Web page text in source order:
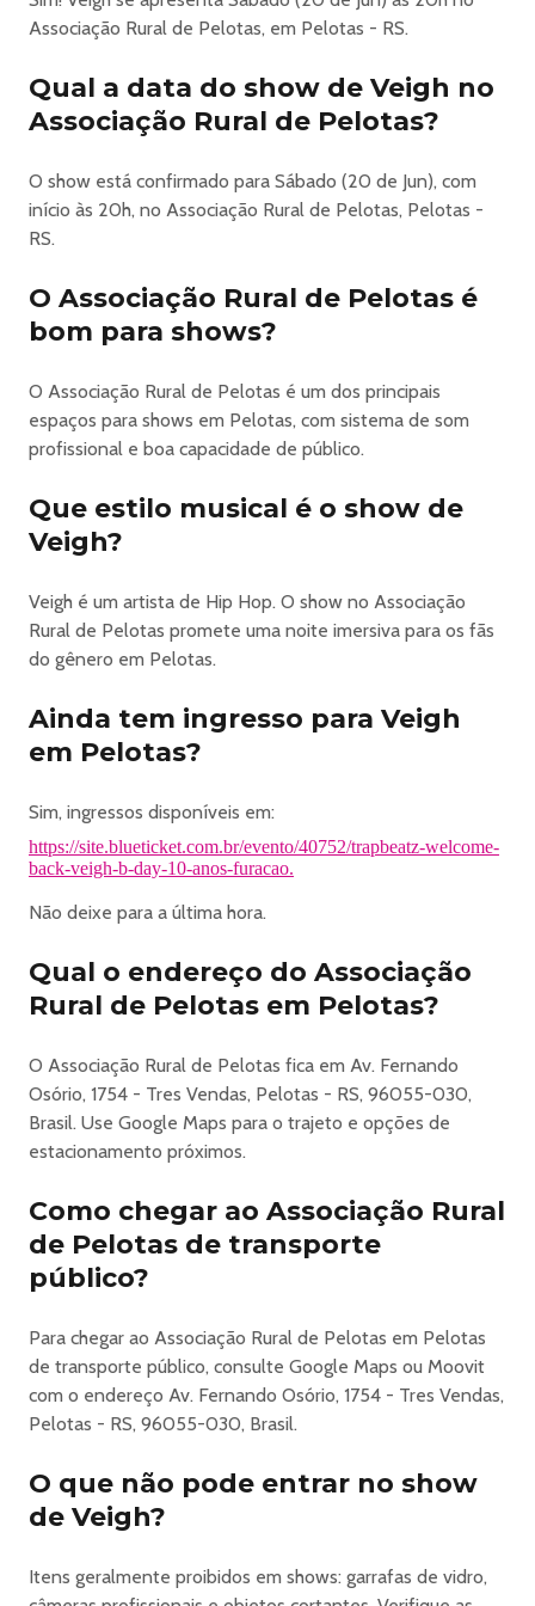
🔥
🎉 10 anos de história da Produtora Furacão
Dia
, a Produtora Furacão comemora uma década de eventos
com uma edição especial que marca o retorno de um dos
projetos mais marcantes da cena.
menos que Veigh — um dos maiores nomes do trap
nacional na atualidade.
Evento 100% Open Bar
Line Up
***
***
Veigh
***
***
Side Stage - Open Bar Gold
Skol Beats
Doses de Licor 43
Red Label
Absolut
Black Fire
Energético Baly
Brahma
Corona
Caipirinha de limão e abacaxi
Água
Jack Daniel’s (todos os sabores)
Jurupinga
+
OPEN FOOD
Front Mezanino - Open Bar Premium
Absolut
Sir Edwards
Black Fire
Mansão Maromba
Gin
Água
Energético Baly
Jurupinga
Front Stage - Open Bar Soft Drinks
Água sem gás
Associação Rural de Pelotas, em Pelotas - RS.
Qual a data do show de Veigh no
Associação Rural de Pelotas?
O show está confirmado para Sábado (20 de Jun), com
início às 20h, no Associação Rural de Pelotas, Pelotas -
RS.
O Associação Rural de Pelotas é
bom para shows?
O Associação Rural de Pelotas é um dos principais
espaços para shows em Pelotas, com sistema de som
profissional e boa capacidade de público.
Que estilo musical é o show de
Veigh?
Veigh é um artista de Hip Hop. O show no Associação
Rural de Pelotas promete uma noite imersiva para os fãs
do gênero em Pelotas.
Ainda tem ingresso para Veigh
em Pelotas?
Sim, ingressos disponíveis em:
https://site.blueticket.com.br/evento/40752/trapbeatz-welcome-
back-veigh-b-day-10-anos-furacao.
Não deixe para a última hora.
Qual o endereço do Associação
Rural de Pelotas em Pelotas?
O Associação Rural de Pelotas fica em Av. Fernando
Osório, 1754 - Tres Vendas, Pelotas - RS, 96055-030,
Brasil. Use Google Maps para o trajeto e opções de
estacionamento próximos.
Como chegar ao Associação Rural
de Pelotas de transporte
público?
Para chegar ao Associação Rural de Pelotas em Pelotas
de transporte público, consulte Google Maps ou Moovit
com o endereço Av. Fernando Osório, 1754 - Tres Vendas,
Pelotas - RS, 96055-030, Brasil.
O que não pode entrar no show
de Veigh?
Itens geralmente proibidos em shows: garrafas de vidro,